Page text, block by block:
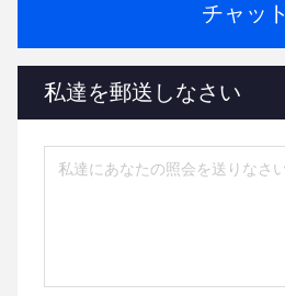
チャット
私達を郵送しなさい